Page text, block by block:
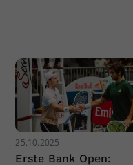
25.10.2025
Erste Bank Open: